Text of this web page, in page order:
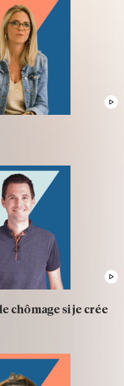
chômage si je crée